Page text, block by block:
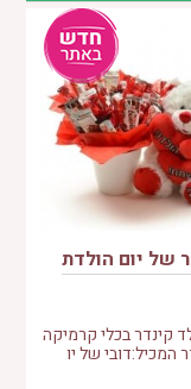
של יום הולדת
קינדר בכלי קרמיקה
המכיל:דובי של יו